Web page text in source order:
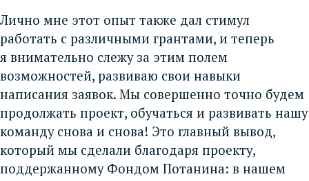
Лично мне этот опыт также дал стимул
работать с различными грантами, и теперь
я внимательно слежу за этим полем
возможностей, развиваю свои навыки
написания заявок. Мы совершенно точно будем
продолжать проект, обучаться и развивать нашу
команду снова и снова! Это главный вывод,
который мы сделали благодаря проекту,
поддержанному Фондом Потанина: в нашем